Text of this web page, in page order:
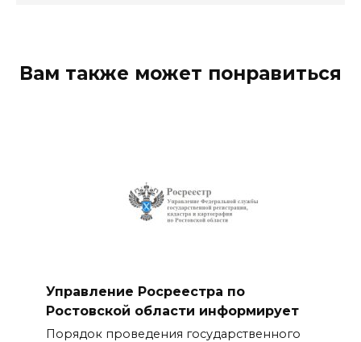
Вам также может понравиться
Управление Росреестра по
Ростовской области информирует
Порядок проведения государственного